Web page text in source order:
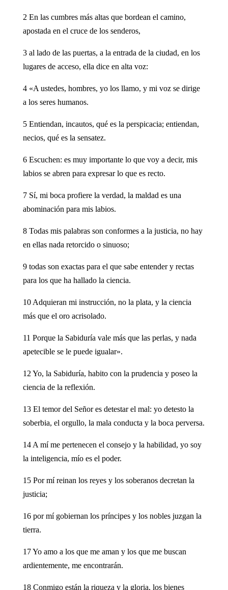
2 En las cumbres más altas que bordean el camino,
apostada en el cruce de los senderos,
3 al lado de las puertas, a la entrada de la ciudad, en los
lugares de acceso, ella dice en alta voz:
4 «A ustedes, hombres, yo los llamo, y mi voz se dirige
a los seres humanos.
5 Entiendan, incautos, qué es la perspicacia; entiendan,
necios, qué es la sensatez.
6 Escuchen: es muy importante lo que voy a decir, mis
labios se abren para expresar lo que es recto.
7 Sí, mi boca profiere la verdad, la maldad es una
abominación para mis labios.
8 Todas mis palabras son conformes a la justicia, no hay
en ellas nada retorcido o sinuoso;
9 todas son exactas para el que sabe entender y rectas
para los que ha hallado la ciencia.
10 Adquieran mi instrucción, no la plata, y la ciencia
más que el oro acrisolado.
11 Porque la Sabiduría vale más que las perlas, y nada
apetecible se le puede igualar».
12 Yo, la Sabiduría, habito con la prudencia y poseo la
ciencia de la reflexión.
13 El temor del Señor es detestar el mal: yo detesto la
soberbia, el orgullo, la mala conducta y la boca perversa.
14 A mí me pertenecen el consejo y la habilidad, yo soy
la inteligencia, mío es el poder.
15 Por mí reinan los reyes y los soberanos decretan la
justicia;
16 por mí gobiernan los príncipes y los nobles juzgan la
tierra.
17 Yo amo a los que me aman y los que me buscan
ardientemente, me encontrarán.
18 Conmigo están la riqueza y la gloria, los bienes